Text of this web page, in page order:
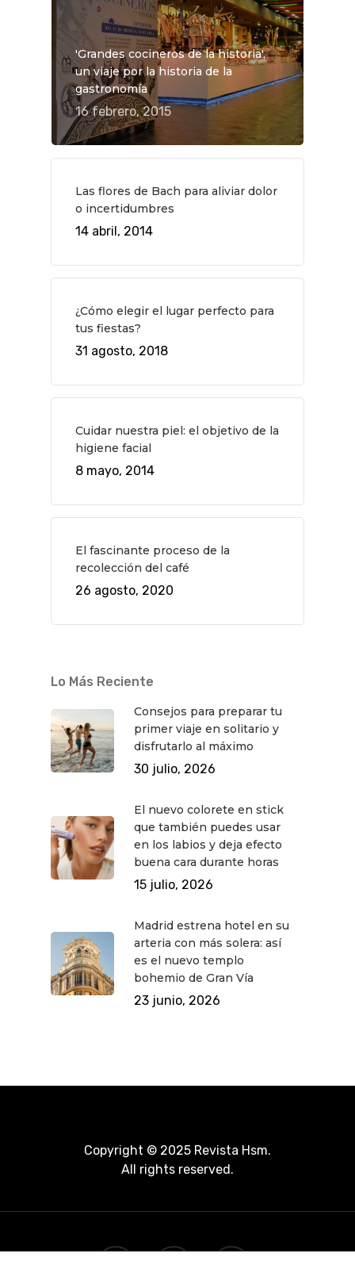
'Grandes cocineros de la historia',
un viaje por la historia de la
gastronomía
16 febrero, 2015
Las flores de Bach para aliviar dolor
o incertidumbres
14 abril, 2014
¿Cómo elegir el lugar perfecto para
tus fiestas?
31 agosto, 2018
Cuidar nuestra piel: el objetivo de la
higiene facial
8 mayo, 2014
El fascinante proceso de la
recolección del café
26 agosto, 2020
Lo Más Reciente
Consejos para preparar tu
primer viaje en solitario y
disfrutarlo al máximo
30 julio, 2026
El nuevo colorete en stick
que también puedes usar
en los labios y deja efecto
buena cara durante horas
15 julio, 2026
Madrid estrena hotel en su
arteria con más solera: así
es el nuevo templo
bohemio de Gran Vía
23 junio, 2026
Copyright © 2025 Revista Hsm.
All rights reserved.
Planes
Novedades
Cine
GASTRO
Bares Y Cafés
Gourmet
CONTACTO